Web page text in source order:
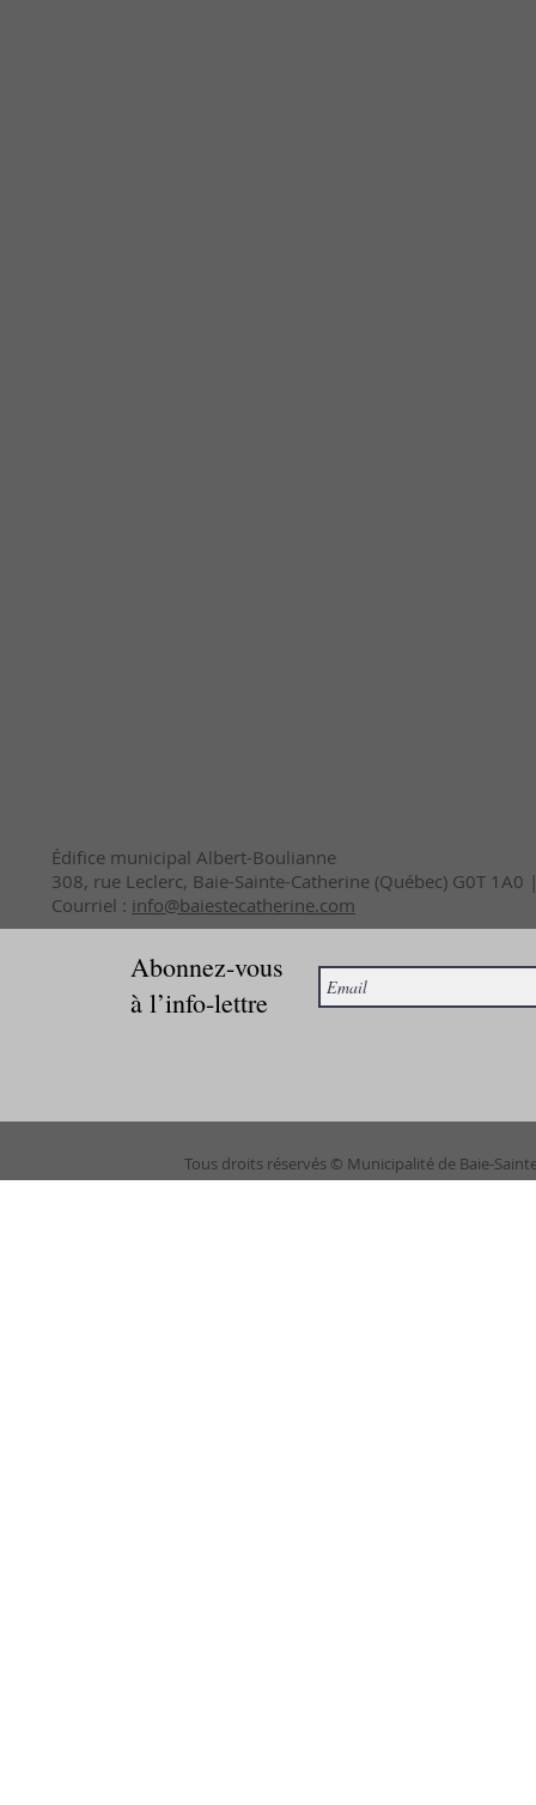
Édifice municipal Albert-Boulianne
308, rue Leclerc, Baie-Sainte-Catherine (Québec) G0T
Courriel : info@baiestecatherine.com
Abonnez-vous
à l’info-lettre
Tous droits réservés © Municipalité de Baie-